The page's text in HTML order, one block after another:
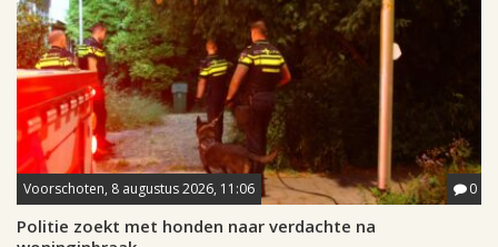
Voorschoten, 8 augustus 2026, 11:06 0
Politie zoekt met honden naar verdachte na